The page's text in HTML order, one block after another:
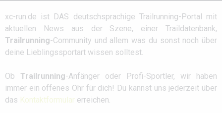
xc-run.de ist DAS deutschsprachige Trailrunning-Portal mit
aktuellen News aus der Szene, einer Traildatenbank,
Trailrunning-Community und allem was du sonst noch über
deine Lieblingssportart wissen solltest.
Ob Trailrunning-Anfänger oder Profi-Sportler, wir haben
immer ein offenes Ohr für dich! Du kannst uns jederzeit über
das Kontaktformular erreichen.